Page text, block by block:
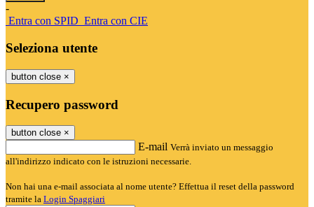
-
Entra con SPID Entra con CIE
Seleziona utente
button close ×
Recupero password
button close ×
E-mail Verrà inviato un messaggio
all'indirizzo indicato con le istruzioni necessarie.
Non hai una e-mail associata al nome utente? Effettua il reset della password
tramite la Login Spaggiari